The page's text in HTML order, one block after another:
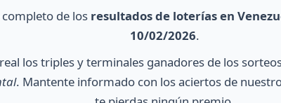
de los resultados de loterías en
10/02/2026.
los triples y terminales ganadores de los
. Mantente informado con los aciertos de